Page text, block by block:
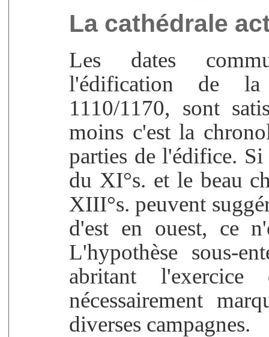
La cathédrale
Les dates
l'édification de la
1110/1170, sont
moins c'est la
parties de l'édifice.
du XI°s. et le beau
XIII°s. peuvent
d'est en ouest, ce
L'hypothèse sous-
abritant
nécessairement
diverses campagnes.